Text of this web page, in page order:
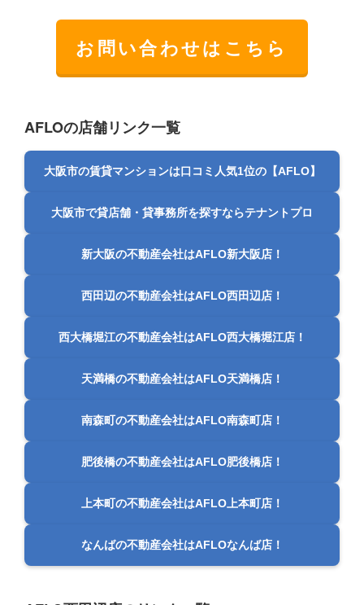
お問い合わせはこちら
AFLOの店舗リンク一覧
大阪市の賃貸マンションは口コミ人気1位の【AFLO】
大阪市で貸店舗・貸事務所を探すならテナントプロ
新大阪の不動産会社はAFLO新大阪店！
西田辺の不動産会社はAFLO西田辺店！
西大橋堀江の不動産会社はAFLO西大橋堀江店！
天満橋の不動産会社はAFLO天満橋店！
南森町の不動産会社はAFLO南森町店！
肥後橋の不動産会社はAFLO肥後橋店！
上本町の不動産会社はAFLO上本町店！
なんばの不動産会社はAFLOなんば店！